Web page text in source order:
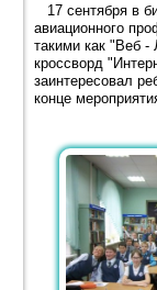
17 сентября в
авиационного
такими как "Веб
кроссворд
заинтересовал
конце